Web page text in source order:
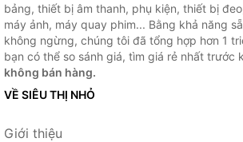
bảng, thiết bị âm thanh, phụ kiện, thiết bị
máy ảnh, máy quay phim... Bằng khả năng
không ngừng, chúng tôi đã tổng hợp hơn 1
bạn có thể so sánh giá, tìm giá rẻ nhất trước
không bán hàng.
VỀ SIÊU THỊ NHỎ
Giới thiệu